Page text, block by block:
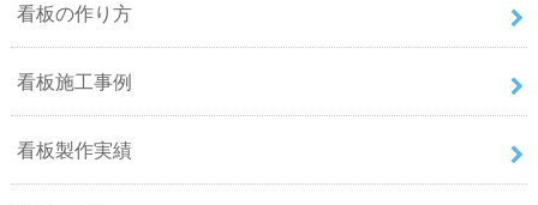
看板の作り方
看板施工事例
看板製作実績